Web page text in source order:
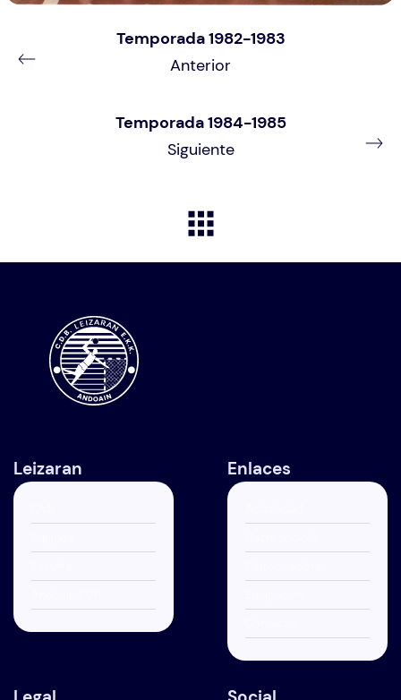
Temporada 1982-1983
Anterior
Temporada 1984-1985
Siguiente
Leizaran Enlaces